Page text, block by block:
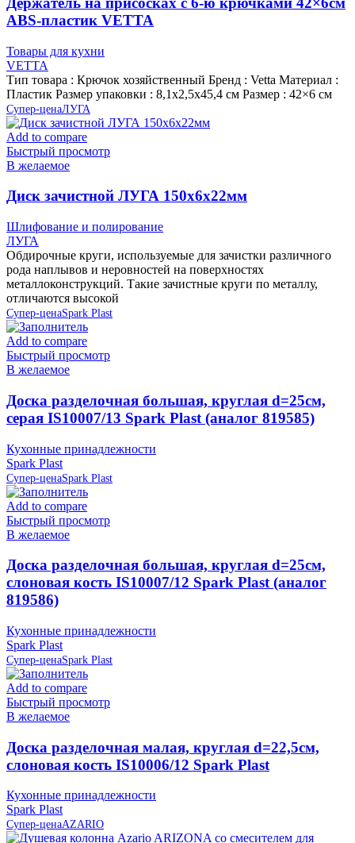
ABS-пластик VETTA
Товары для кухни
VETTA
Тип товара : Крючок хозяйственный Бренд : Vetta Материал :
Пластик Размер упаковки : 8,1х2,5х45,4 см Размер : 42×6 см
Супер-ценаЛУГА
Add to compare
Быстрый просмотр
В желаемое
Диск зачистной ЛУГА 150х6х22мм
Шлифование и полирование
ЛУГА
Обдирочные круги, используемые для зачистки различного
рода наплывов и неровностей на поверхностях
металлоконструкций. Такие зачистные круги по металлу,
отличаются высокой
Супер-ценаSpark Plast
Add to compare
Быстрый просмотр
В желаемое
Доска разделочная большая, круглая d=25см,
серая IS10007/13 Spark Plast (аналог 819585)
Кухонные принадлежности
Spark Plast
Супер-ценаSpark Plast
Add to compare
Быстрый просмотр
В желаемое
Доска разделочная большая, круглая d=25см,
слоновая кость IS10007/12 Spark Plast (аналог
819586)
Кухонные принадлежности
Spark Plast
Супер-ценаSpark Plast
Add to compare
Быстрый просмотр
В желаемое
Доска разделочная малая, круглая d=22,5см,
слоновая кость IS10006/12 Spark Plast
Кухонные принадлежности
Spark Plast
Супер-ценаAZARIO